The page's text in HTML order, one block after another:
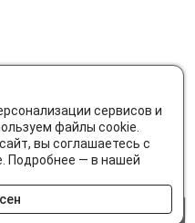
сервисов и
файлы cookie.
вы соглашаетесь с
Подробнее — в нашей